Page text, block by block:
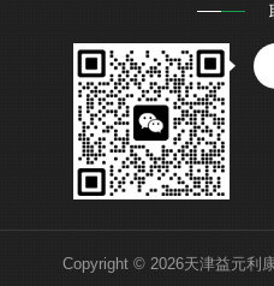
Copyright © 2026天津益元利